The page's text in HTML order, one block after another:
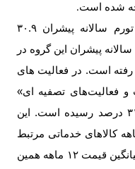
.
فعالیت های بیمه» ای نیز با ثبت تورم سالانه پیشران ۳۰.۹
پیشران این گروه در
درصد بالا رفته است. در فعالیت های
و فعالیت‌های تصفیه ای»
هم تورم سالانه کاهش یافته و به ۳۱.۹ درصد رسیده است. این
معناست که میانگین قیمت ۱۲ ماهه کالاهای خدماتی مرتبط
با این گروه در پاییز امسال نسبت به میانگین قیمت ۱۲ ماهه همین